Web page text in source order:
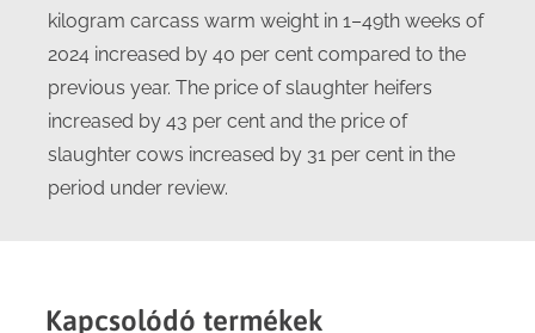
kilogram carcass warm weight in 1–49th weeks of
2024 increased by 40 per cent compared to the
previous year. The price of slaughter heifers
increased by 43 per cent and the price of
slaughter cows increased by 31 per cent in the
period under review.
Kapcsolódó termékek